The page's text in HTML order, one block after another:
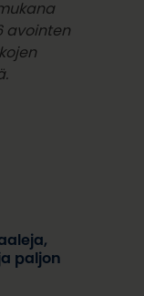
avointen
paljon